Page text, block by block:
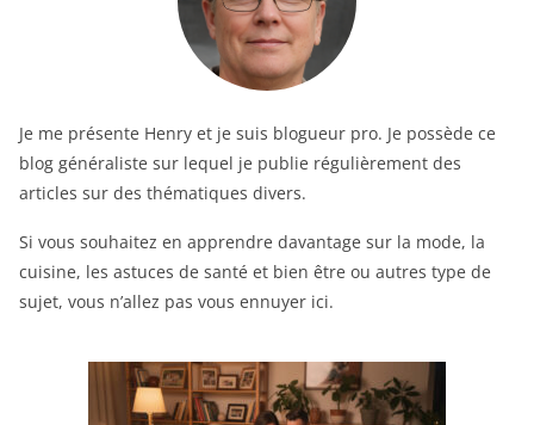
Je me présente Henry et je suis blogueur pro. Je possède ce
blog généraliste sur lequel je publie régulièrement des
articles sur des thématiques divers.
Si vous souhaitez en apprendre davantage sur la mode, la
cuisine, les astuces de santé et bien être ou autres type de
sujet, vous n’allez pas vous ennuyer ici.